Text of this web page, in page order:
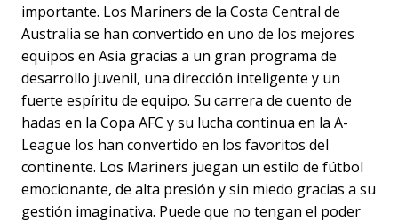
importante. Los Mariners de la Costa Central de
Australia se han convertido en uno de los mejores
equipos en Asia gracias a un gran programa de
desarrollo juvenil, una dirección inteligente y un
fuerte espíritu de equipo. Su carrera de cuento de
hadas en la Copa AFC y su lucha continua en la A-
League los han convertido en los favoritos del
continente. Los Mariners juegan un estilo de fútbol
emocionante, de alta presión y sin miedo gracias a su
gestión imaginativa. Puede que no tengan el poder